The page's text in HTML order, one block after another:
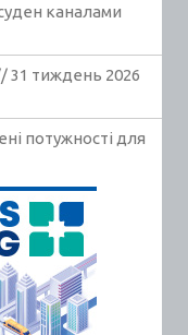
каналами
31 тиждень 2026
потужності для